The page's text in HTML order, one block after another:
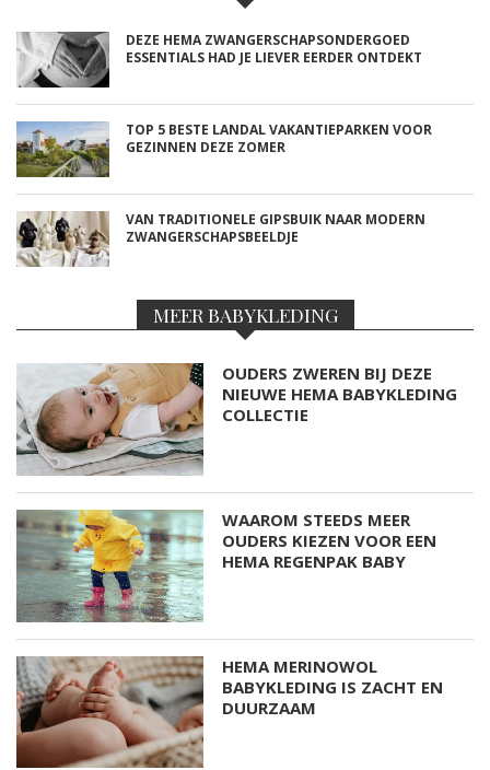
DEZE HEMA ZWANGERSCHAPSONDERGOED
ESSENTIALS HAD JE LIEVER EERDER ONTDEKT
TOP 5 BESTE LANDAL VAKANTIEPARKEN VOOR
GEZINNEN DEZE ZOMER
VAN TRADITIONELE GIPSBUIK NAAR MODERN
ZWANGERSCHAPSBEELDJE
MEER BABYKLEDING
OUDERS ZWEREN BIJ DEZE
NIEUWE HEMA BABYKLEDING
COLLECTIE
WAAROM STEEDS MEER
OUDERS KIEZEN VOOR EEN
HEMA REGENPAK BABY
HEMA MERINOWOL
BABYKLEDING IS ZACHT EN
DUURZAAM